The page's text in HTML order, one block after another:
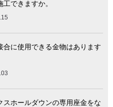
できますか。
合に使用できる金物はあります
スホールダウンの専用座金をな